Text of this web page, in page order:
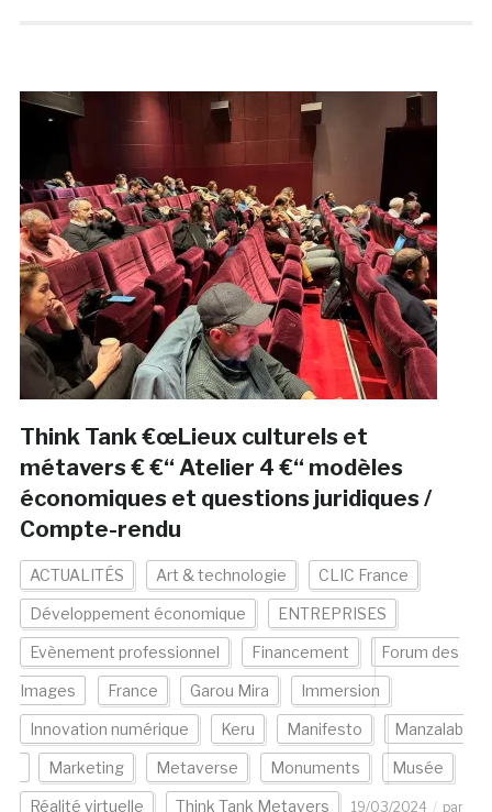
Think Tank €œLieux culturels et
métavers € €“ Atelier 4 €“ modèles
économiques et questions juridiques /
Compte-rendu
ACTUALITÉS Art & technologie CLIC France
Développement économique ENTREPRISES
Evènement professionnel Financement Forum des
Images France Garou Mira Immersion
Innovation numérique Keru Manifesto Manzalab
Marketing Metaverse Monuments Musée
Réalité virtuelle Think Tank Metavers 19/03/2024 par